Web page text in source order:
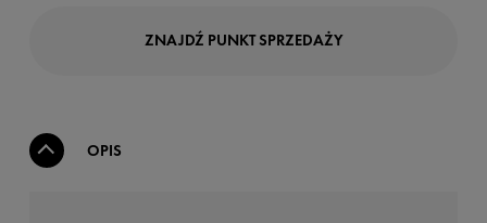
ZNAJDŹ PUNKT SPRZEDAŻY
OPIS